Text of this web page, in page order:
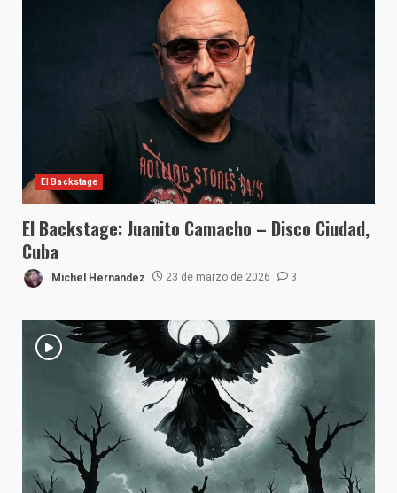
El Backstage
El Backstage: Juanito Camacho – Disco Ciudad,
Cuba
Michel Hernandez 23 de marzo de 2026 3